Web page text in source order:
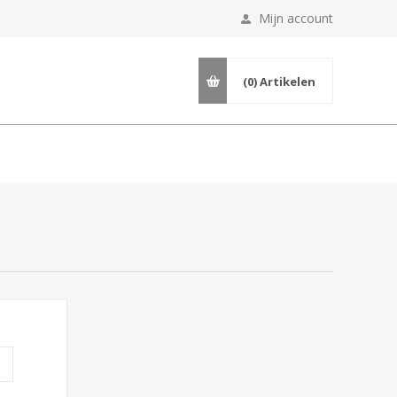
Mijn account
(0)Artikelen